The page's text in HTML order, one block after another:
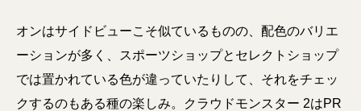
オンはサイドビューこそ似ているものの、配色のバリエ
ーションが多く、スポーツショップとセレクトショップ
では置かれている色が違っていたりして、それをチェッ
クするのもある種の楽しみ。クラウドモンスター 2はPR